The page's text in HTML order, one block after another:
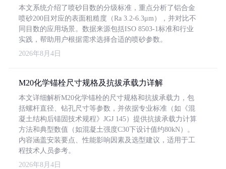
本文系统介绍了喷砂目数的分级标准，重点分析了铝合金
喷砂200目对应的表面粗糙度（Ra 3.2-6.3μm），并对比不
同目数的应用场景。数据来源包括ISO 8503-1标准和行业
实践，帮助用户根据需求选择合适的喷砂参数。
2026年8月4日
M20化学锚栓尺寸规格及抗拔承载力详解
本文详细解析M20化学锚栓的尺寸规格和抗拔承载力，包
括螺杆直径、钻孔尺寸等参数，并依据专业标准（如《混
凝土结构后锚固技术规程》JGJ 145）提供抗拔承载力计算
方法和典型数值（如混凝土强度C30下设计值约80kN）。
内容涵盖安装要点、性能影响因素及选型建议，适用于工
程技术人员参考。
2026年8月4日